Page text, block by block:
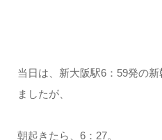
当日は、新大阪駅6：59発の
ましたが、
朝起きたら、6：27。